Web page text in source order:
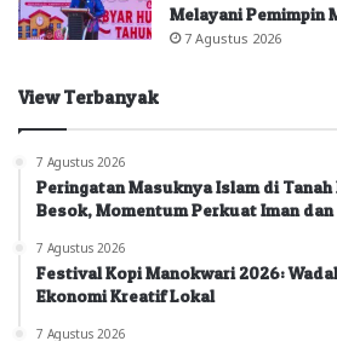
Melayani Pemimpin
7 Agustus 2026
View Terbanyak
7 Agustus 2026
Peringatan Masuknya Islam di
Besok, Momentum Perkuat Iman
7 Agustus 2026
Festival Kopi Manokwari 2026:
Ekonomi Kreatif Lokal
7 Agustus 2026